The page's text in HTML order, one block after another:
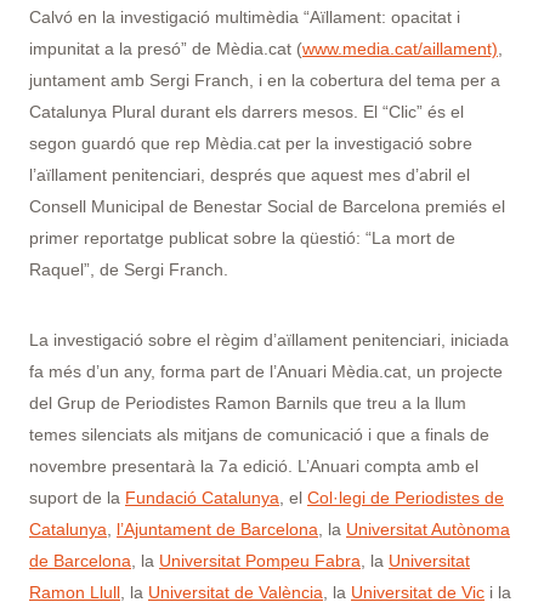
Calvó en la investigació multimèdia “Aïllament: opacitat i
impunitat a la presó” de Mèdia.cat (www.media.cat/aillament)
juntament amb Sergi Franch, i en la cobertura del tema per a
Catalunya Plural durant els darrers mesos. El “Clic” és el
segon guardó que rep Mèdia.cat per la investigació sobre
l’aïllament penitenciari, després que aquest mes d’abril el
Consell Municipal de Benestar Social de Barcelona premiés el
primer reportatge publicat sobre la qüestió: “La mort de
Raquel”, de Sergi Franch.
La investigació sobre el règim d’aïllament penitenciari, iniciada
fa més d’un any, forma part de l’Anuari Mèdia.cat, un projecte
del Grup de Periodistes Ramon Barnils que treu a la llum
temes silenciats als mitjans de comunicació i que a finals de
novembre presentarà la 7a edició. L’Anuari compta amb el
suport de la Fundació Catalunya , el Col·legi de Periodistes de
Catalunya
l’Ajuntament de Barcelona , la Universitat Autònoma
de Barcelona , la Universitat Pompeu Fabra , la Universitat
Ramon Llull , la Universitat de València , la Universitat de Vic i la